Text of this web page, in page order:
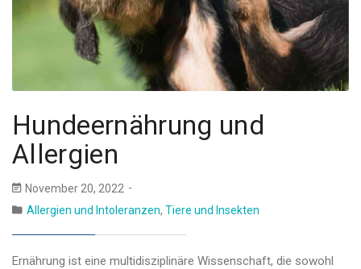
Hundeernährung und
Allergien
November 20, 2022
Allergien und Intoleranzen, Tiere und Insekten
Ernährung ist eine multidisziplinäre Wissenschaft, die sowohl